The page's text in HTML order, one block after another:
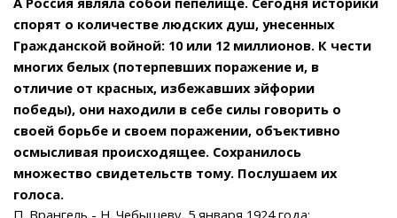
спорят о количестве людских душ, унесенных
Гражданской войной: 10 или 12 миллионов. К чести
многих белых (потерпевших поражение и, в
отличие от красных, избежавших эйфории
победы), они находили в себе силы говорить о
своей борьбе и своем поражении, объективно
осмысливая происходящее. Сохранилось
множество свидетельств тому. Послушаем их
голоса.
П. Врангель - Н. Чебышеву, 5 января 1924 года: